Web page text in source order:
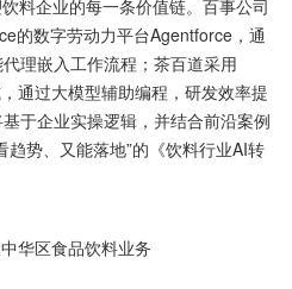
料企业的每一条价值链。百事公司
的数字劳动力平台Agentforce，通
理嵌入工作流程；茶百道采用
通过大模型辅助编程，研发效率提
于企业实操逻辑，并结合前沿案例
趋势、又能落地”的《饮料行业AI转
华区食品饮料业务